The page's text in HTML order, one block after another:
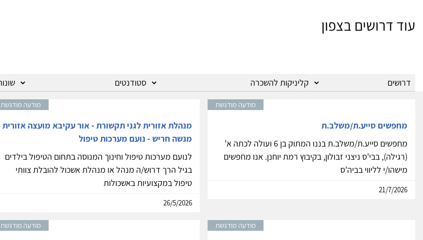
עוד דרושים בצפון
מודעה מודגשת
מחפשים סייע.ת/משלב.ת
מחפשים סייע.ת/משלב.ת בננו המתוק בן 6 ועולה לכתה א'
(רגילה), בבי'ס ניצני זבולון, בקיבוץ רמת יוחנן. אנו מחפשים
מישהו/י לליווי בביה'ס
21/7/2026
מודעה מודגשת
מנהלת אזורית לגני תקשורת - אור עקיבא מועצה אזורית
מנשה חריש - נועם מערכות טיפול
לנועם מערכות טיפול וחינוך המנוסה בתחום הטיפול בילדים
בגיל הרך דרוש/ה מנהל או מנהלת אשכול להובלת צוותי
טיפול במקצועיות באשכולות
26/5/2026
מודעה מודגשת מודעה מודגשת